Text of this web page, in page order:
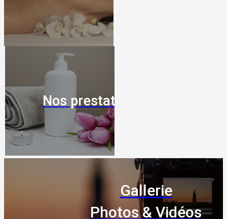
Nos prestations
Gallerie
Photos & Vidéos